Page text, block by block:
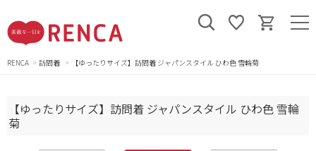
RENCA 訪問着 【ゆったりサイズ】訪問着 ジャパンスタイル ひわ色 雪輪菊
【ゆったりサイズ】訪問着 ジャパンスタイル ひわ色 雪輪
菊